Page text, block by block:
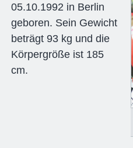
05.10.1992 in Berlin
geboren. Sein Gewicht
beträgt 93 kg und die
Körpergröße ist 185
cm.